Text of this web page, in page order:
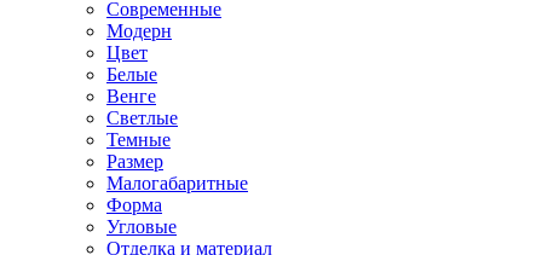
Современные
Модерн
Цвет
Белые
Венге
Светлые
Темные
Размер
Малогабаритные
Форма
Угловые
Отделка и материал